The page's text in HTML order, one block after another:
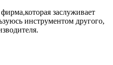
заслуживает
инструментом другого,